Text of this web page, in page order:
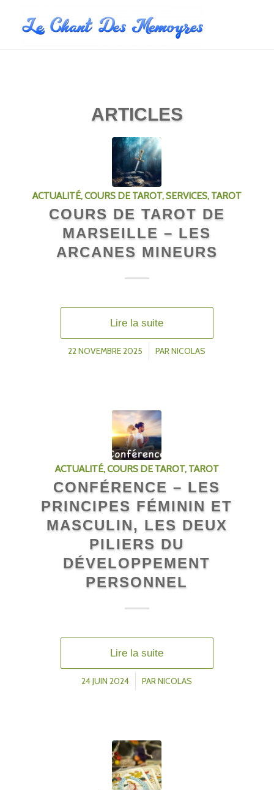
ARTICLES
ACTUALITÉ,COURS DE TAROT,SERVICES, TAROT
COURS DE TAROT DE
MARSEILLE – LES
ARCANES MINEURS
Lire la suite
22 NOVEMBRE 2025
/ PARNICOLAS
ACTUALITÉ,COURS DE TAROT, TAROT
CONFÉRENCE – LES
PRINCIPES FÉMININ ET
MASCULIN, LES DEUX
PILIERS DU
DÉVELOPPEMENT
PERSONNEL
Lire la suite
24 JUIN 2024
/ PARNICOLAS